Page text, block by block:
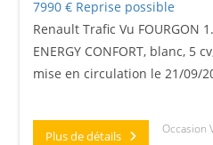
7990€ Reprise possible
Renault Trafic Vu FOURGON
ENERGY CONFORT, blanc, 5
mise en circulation le 21/09/
Plus de détails Occasion